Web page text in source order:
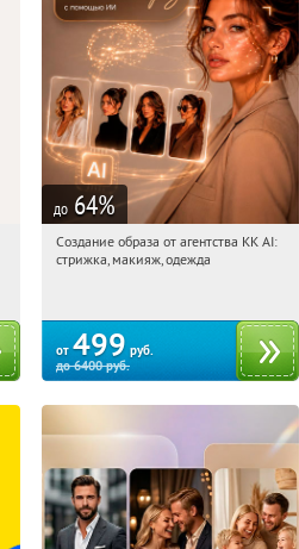
до 64%
04:26:50 Купили:64
Создание образа от агентства KK AI:
стрижка, макияж, одежда
от 499 руб.
до6400руб.